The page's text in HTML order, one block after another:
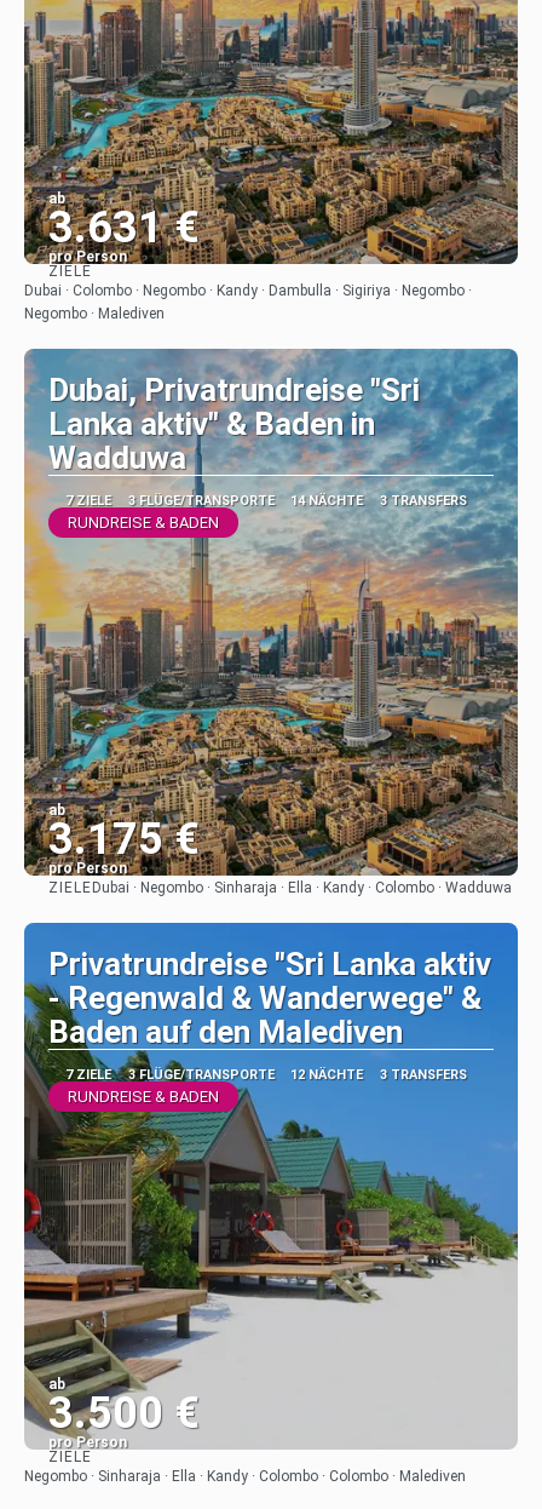
ab
3.631 €
pro Person
Sehen
ZIELE
Dubai · Colombo · Negombo · Kandy · Dambulla · Sigiriya · Negombo ·
Negombo · Malediven
Dubai, Privatrundreise "Sri
Lanka aktiv" & Baden in
Wadduwa
7 ZIELE 3 FLÜGE/TRANSPORTE 14 NÄCHTE 3 TRANSFERS
RUNDREISE & BADEN
ab
3.175 €
pro Person
Sehen
ZIELE Dubai · Negombo · Sinharaja · Ella · Kandy · Colombo · Wadduwa
Privatrundreise "Sri Lanka aktiv
- Regenwald & Wanderwege" &
Baden auf den Malediven
7 ZIELE 3 FLÜGE/TRANSPORTE 12 NÄCHTE 3 TRANSFERS
RUNDREISE & BADEN
ab
3.500 €
pro Person
Sehen
ZIELE
Negombo · Sinharaja · Ella · Kandy · Colombo · Colombo · Malediven